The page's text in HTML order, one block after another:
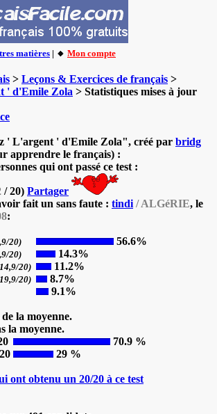
matières | 🔸 Mon compte
> Leçons & Exercices de français >
' d'Emile Zola > Statistiques mises à jour
' L'argent ' d'Emile Zola", créé par bridg
apprendre le français) :
qui ont passé ce test :
/ 20) Partager
fait un sans faute : tindi / ALGéRIE, le
:
20) 56.6%
20) 14.3%
20) 11.2%
20) 8.7%
9.1%
la moyenne.
la moyenne.
70.9 %
29 %
ont obtenu un 20/20 à ce test